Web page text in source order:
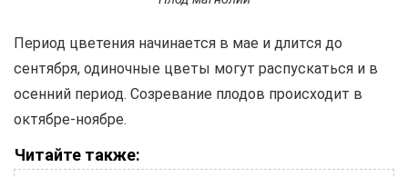
Период цветения начинается в мае и длится до
сентября, одиночные цветы могут распускаться и в
осенний период. Созревание плодов происходит в
октябре-ноябре.
Читайте также: